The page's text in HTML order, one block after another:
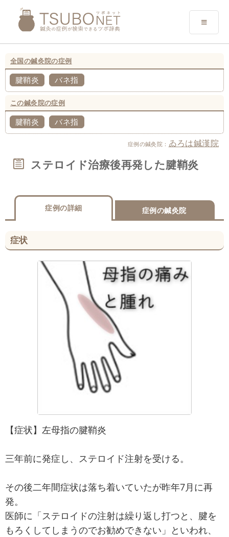
全国の鍼灸院の症例
腱鞘炎 バネ指
この鍼灸院の症例
腱鞘炎 バネ指
症例の鍼灸院： ゐろは鍼漢院
ステロイド治療後再発した腱鞘炎
症例の詳細 症例の鍼灸院
症状
【症状】左母指の腱鞘炎
三年前に発症し、ステロイド注射を受ける。
その後二年間症状は落ち着いていたが昨年7月に再
発。
医師に「ステロイドの注射は繰り返し打つと、腱を
もろくしてしまうのでお勧めできない」といわれ、